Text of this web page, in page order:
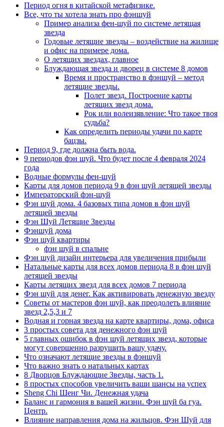
Период огня в китайской метафизике.
Все, что ты хотела знать про фэншуй
Пример анализа фен-шуй по системе летящая
звезда
Годовые летящие звезды – воздействие на жилище
и офис на примере дома.
О летящих звездах, главное
Блуждающая звезда и дворец в системе 8 домов
Время и пространство в фэншуй – метод
летящие звезды.
Полет звезд. Построение карты
летящих звезд дома.
Рок или волеизявление: Что такое твоя
судьба?
Как определить периоды удачи по карте
бацзы.
Период 9, где должна быть вода.
9 периодов фэн шуй. Что будет после 4 февраля 2024
года
Водные формулы фен-шуй
Карты для домов периода 9 в фэн шуй летящей звезды
Императорский фэн-шуй
Фэн шуй дома. 4 базовых типа домов в фэн шуй
летящей звезды
Фэн Шуй Летящие Звезды
Фэншуй дома
Фэн шуй квартиры
фэн шуй в спальне
Фэн шуй дизайн интерьера для увеличения прибыли
Натальные карты для всех домов периода 8 в фэн шуй
летящей звезды
Карты летящих звезд для всех домов 7 периода
Фэн шуй для денег. Как активировать денежную звезду
Советы от мастеров фэн шуй, как преодолеть влияние
звезд 2,5,3 и 7
Водная и горная звезда на карте квартиры, дома, офиса
3 простых совета для денежного фэн шуй
5 главных ошибок в фэн шуй летящих звезд, которые
могут совершенно разрушить вашу удачу.
Что означают летящие звезды в фэншуй
Что важно знать о натальных картах
8 Дворцов Блуждающие Звезды, часть 1.
8 простых способов увеличить ваши шансы на успех
Sheng Chi Шенг Чи. Денежная удача
Баланс и гармония в вашей жизни. Фэн шуй ба гуа.
Центр.
Влияние направления дома на жильцов. Фэн Шуй для